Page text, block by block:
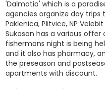
'Dalmatia' which is a
agencies organize day trips
Paklenica, Plitvice, NP
Sukosan has a various
fishermans night is being
and it also has pharmacy,
the preseason and
apartments with discount.